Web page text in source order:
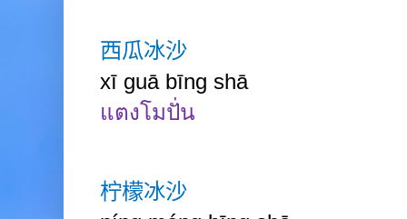
西瓜冰沙
xī guā bīng shā
แตงโมปั่น
柠檬冰沙